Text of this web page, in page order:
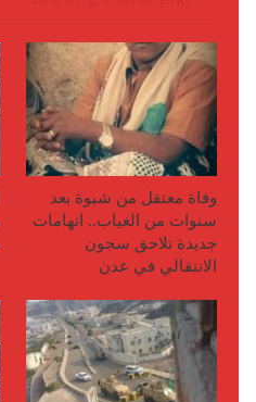
وفاة معتقل من شبوة بعد
سنوات من الغياب.. اتهامات
جديدة تلاحق سجون
الانتقالي في عدن